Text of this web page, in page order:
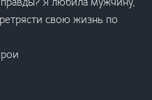
свою жизнь по